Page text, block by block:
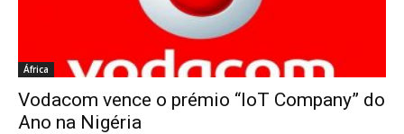
África
Vodacom vence o prémio “IoT Company” do
Ano na Nigéria